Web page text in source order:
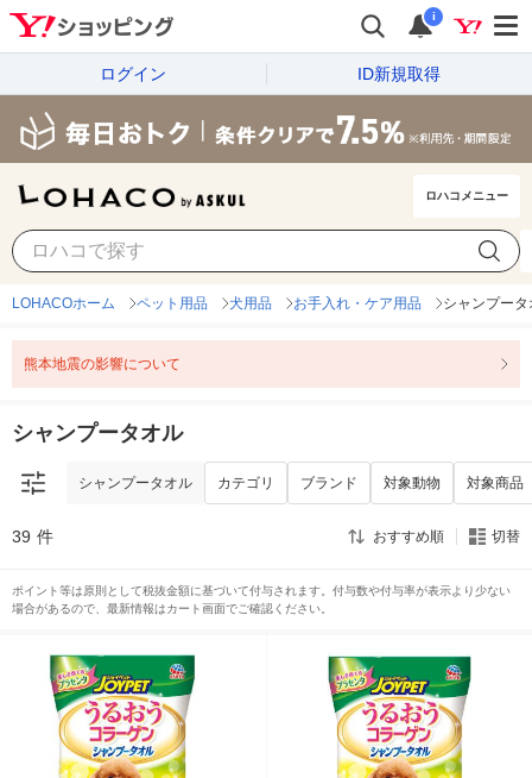
i
ログイン ID新規取得
ロハコメニュー
シャンプータオル 対象商品
LOHACOホーム ペット用品 犬用品 お手入れ・ケア用品 シャンプータ
熊本地震の影響について
シャンプータオル
シャンプータオル カテゴリ ブランド 対象動物 対象商品
39 件 おすすめ順 切替
ポイント等は原則として税抜金額に基づいて付与されます。付与数や付与率が表示より少ない
場合があるので、最新情報はカート画面でご確認ください。